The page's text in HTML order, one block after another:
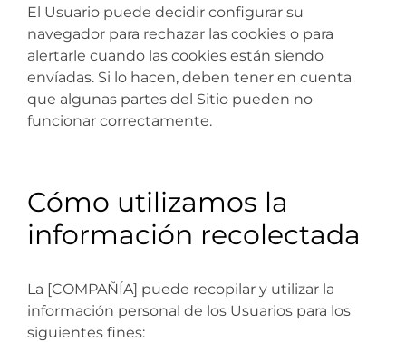
El Usuario puede decidir configurar su
navegador para rechazar las cookies o para
alertarle cuando las cookies están siendo
envíadas. Si lo hacen, deben tener en cuenta
que algunas partes del Sitio pueden no
funcionar correctamente.
Cómo utilizamos la
información recolectada
La [COMPAÑÍA] puede recopilar y utilizar la
información personal de los Usuarios para los
siguientes fines: